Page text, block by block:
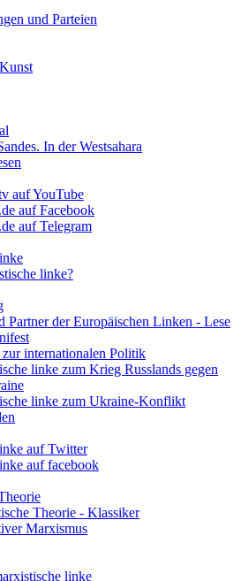
und Parteien
In der Westsahara
auf YouTube
auf Facebook
auf Telegram
linke?
Partner der Europäischen Linken - Lese
zur internationalen Politik
linke zum Krieg Russlands gegen
linke zum Ukraine-Konflikt
auf Twitter
auf facebook
Theorie - Klassiker
Marxismus
linke